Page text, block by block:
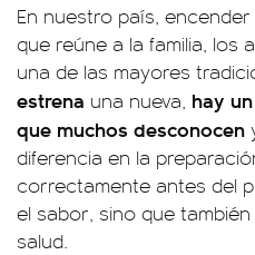
En nuestro país, encender
que reúne a la familia, los
una de las mayores
estrena una nueva, hay
que muchos desconocen
diferencia en la
correctamente antes del
el sabor, sino que
salud.